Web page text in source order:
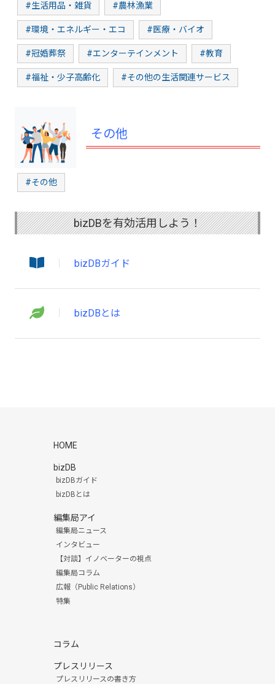
#生活用品・雑貨 #農林漁業
#環境・エネルギー・エコ #医療・バイオ
#冠婚葬祭 #エンターテインメント #教育
#福祉・少子高齢化 #その他の生活関連サービス
その他
#その他
bizDBを有効活用しよう！
bizDBガイド
bizDBとは
HOME
bizDB
bizDBガイド
bizDBとは
編集局アイ
編集局ニュース
インタビュー
【対談】イノベーターの視点
編集局コラム
広報（Public Relations）
特集
コラム
プレスリリース
プレスリリースの書き方